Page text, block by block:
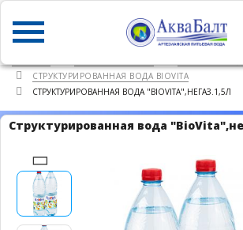
СТРУКТУРИРОВАННАЯ ВОДА BIOVITA
СТРУКТУРИРОВАННАЯ ВОДА "BIOVITA",НЕГАЗ.1,5Л
Структурированная вода